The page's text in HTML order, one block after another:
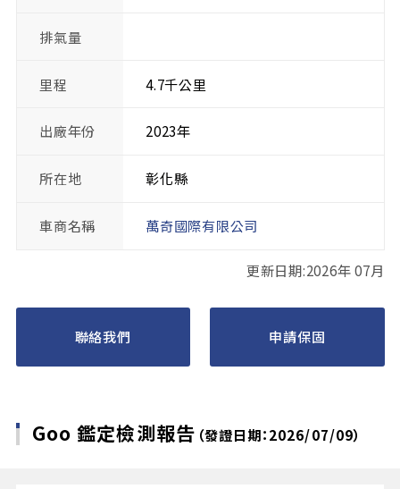
排氣量
里程 4.7千公里
出廠年份 2023年
所在地 彰化縣
車商名稱 萬奇國際有限公司
更新日期:2026年 07月
聯絡我們 申請保固
Goo 鑑定檢測報告 （發證日期：2026/07/09）